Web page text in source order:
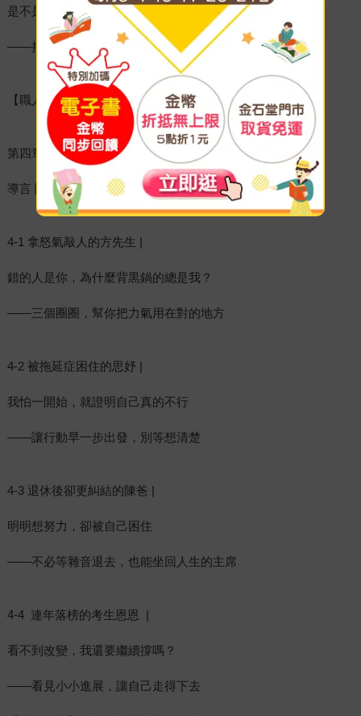
是不是一旦失敗，就等於全盤被否定？
——把失敗當路標，允許自己「暫時還不能」
【職人分享】王俊傑、路隊長、KJ莊凱傑
第四章 行動控制力：把力氣用在可以選擇的地方
導言 關於行動控制力
4-1 拿怒氣敲人的方先生 |
錯的人是你，為什麼背黒鍋的總是我？
——三個圈圈，幫你把力氣用在對的地方
4-2 被拖延症困住的思妤 |
我怕一開始，就證明自己真的不行
——讓行動早一步出發，別等想清楚
4-3 退休後卻更糾結的陳爸 |
明明想努力，卻被自己困住
——不必等雜音退去，也能坐回人生的主席
4-4 連年落榜的考生恩恩 |
看不到改變，我還要繼續撐嗎？
——看見小小進展，讓自己走得下去